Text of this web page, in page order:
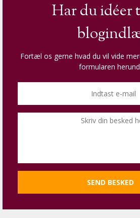
Har du idéer
Fortæl os gerne hvad du vil vide
formularen